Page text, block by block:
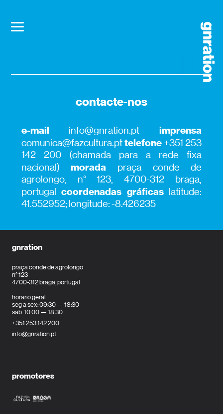
contacte-nos
e-mailinfo@gnration.ptimprensa
comunica@fazcultura.pttelefone+351 253
142 200 (chamada para a rede fixa
nacional)morada praça conde de
agrolongo, n° 123, 4700-312 braga,
portugalcoordenadas gráficaslatitude:
41.552952; longitude: -8.426235
gnration
praça conde de agrolongo
n° 123
4700-312 braga, portugal
horário geral
seg a sex: 09:30 — 18:30
sáb: 10:00 — 18:30
+351 253 142 200
info@gnration.pt
promotores